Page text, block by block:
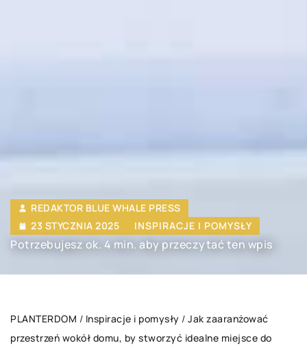
REDAKTOR BLUE WHALE PRESS
23 STYCZNIA 2025
INSPIRACJE I POMYSŁY
Potrzebujesz ok. 4 min. aby przeczytać ten wpis
PLANTERDOM / Inspiracje i pomysły / Jak zaaranżować
przestrzeń wokół domu, by stworzyć idealne miejsce do